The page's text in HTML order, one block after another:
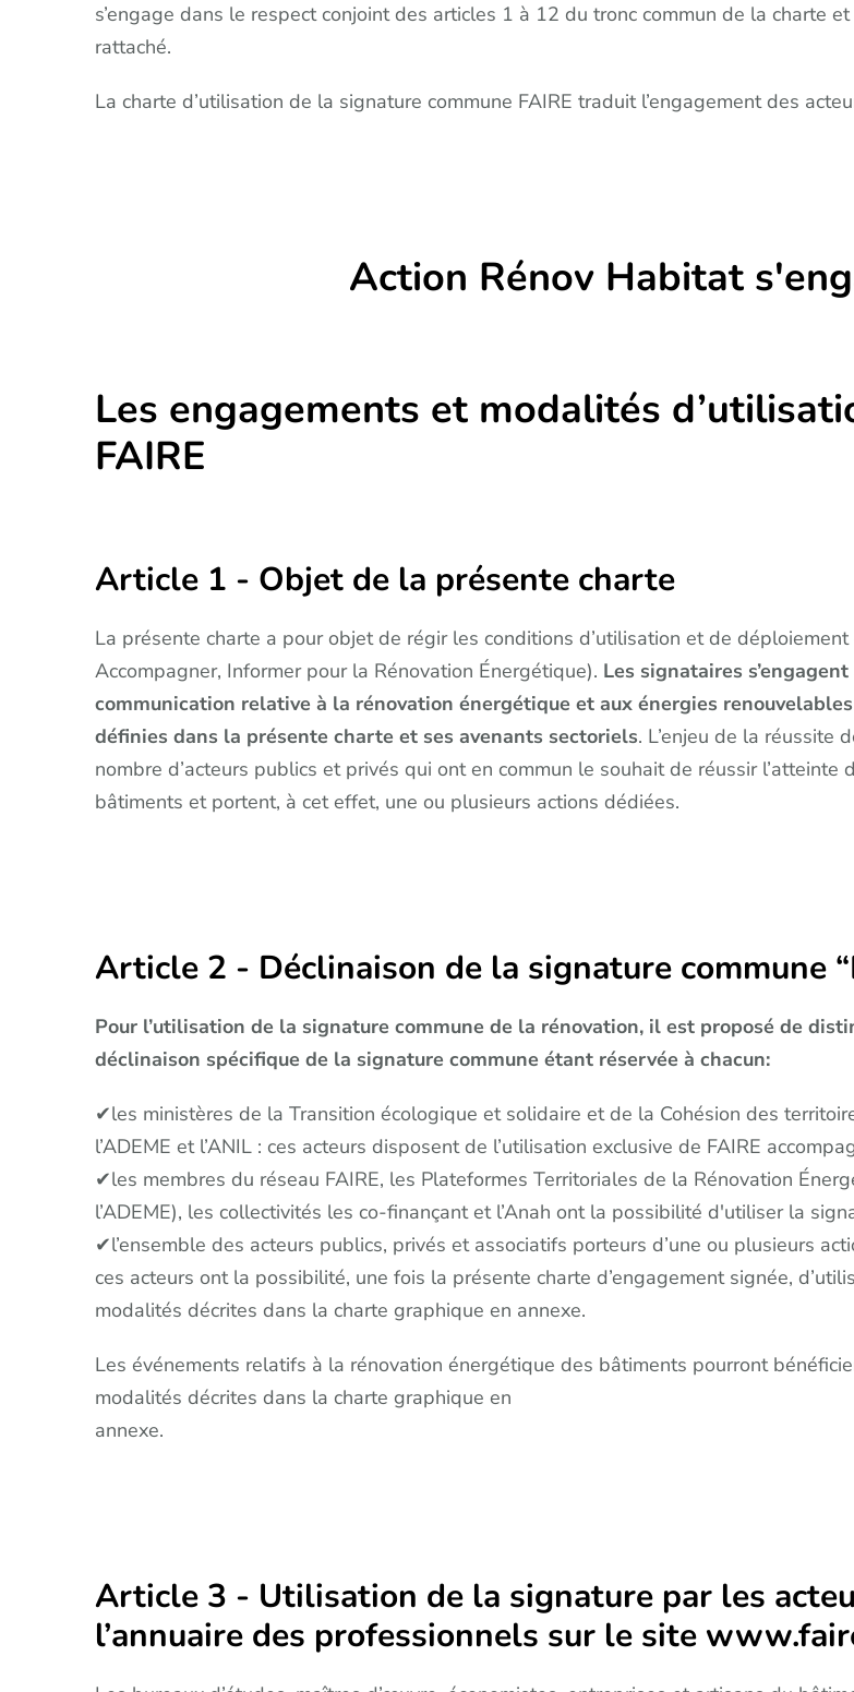
s’engage dans le respect conjoint des articles 1 à 12 du tronc commun de la charte
rattaché.
La charte d’utilisation de la signature commune FAIRE traduit l’engagement des
Action Rénov Habitat
Les engagements et modalités
FAIRE
Article 1 - Objet de la présente charte
La présente charte a pour objet de régir les conditions d’utilisation et de
Accompagner, Informer pour la Rénovation Énergétique). Les signataires
communication relative à la rénovation énergétique et aux énergies
définies dans la présente charte et ses avenants sectoriels. L’enjeu de la réussite
nombre d’acteurs publics et privés qui ont en commun le souhait de réussir
bâtiments et portent, à cet effet, une ou plusieurs actions dédiées.
Article 2 - Déclinaison de la signature commune
Pour l’utilisation de la signature commune de la rénovation, il est proposé de
déclinaison spécifique de la signature commune étant réservée à chacun:
✔les ministères de la Transition écologique et solidaire et de la Cohésion des
l’ADEME et l’ANIL : ces acteurs disposent de l’utilisation exclusive de FAIRE
✔les membres du réseau FAIRE, les Plateformes Territoriales de la Rénovation
l’ADEME), les collectivités les co-finançant et l’Anah ont la possibilité d'utiliser la
✔l’ensemble des acteurs publics, privés et associatifs porteurs d’une ou plusieurs
ces acteurs ont la possibilité, une fois la présente charte d’engagement signée,
modalités décrites dans la charte graphique en annexe.
Les événements relatifs à la rénovation énergétique des bâtiments pourront
modalités décrites dans la charte graphique en
annexe.
Article 3 - Utilisation de la signature par les
l’annuaire des professionnels sur le site